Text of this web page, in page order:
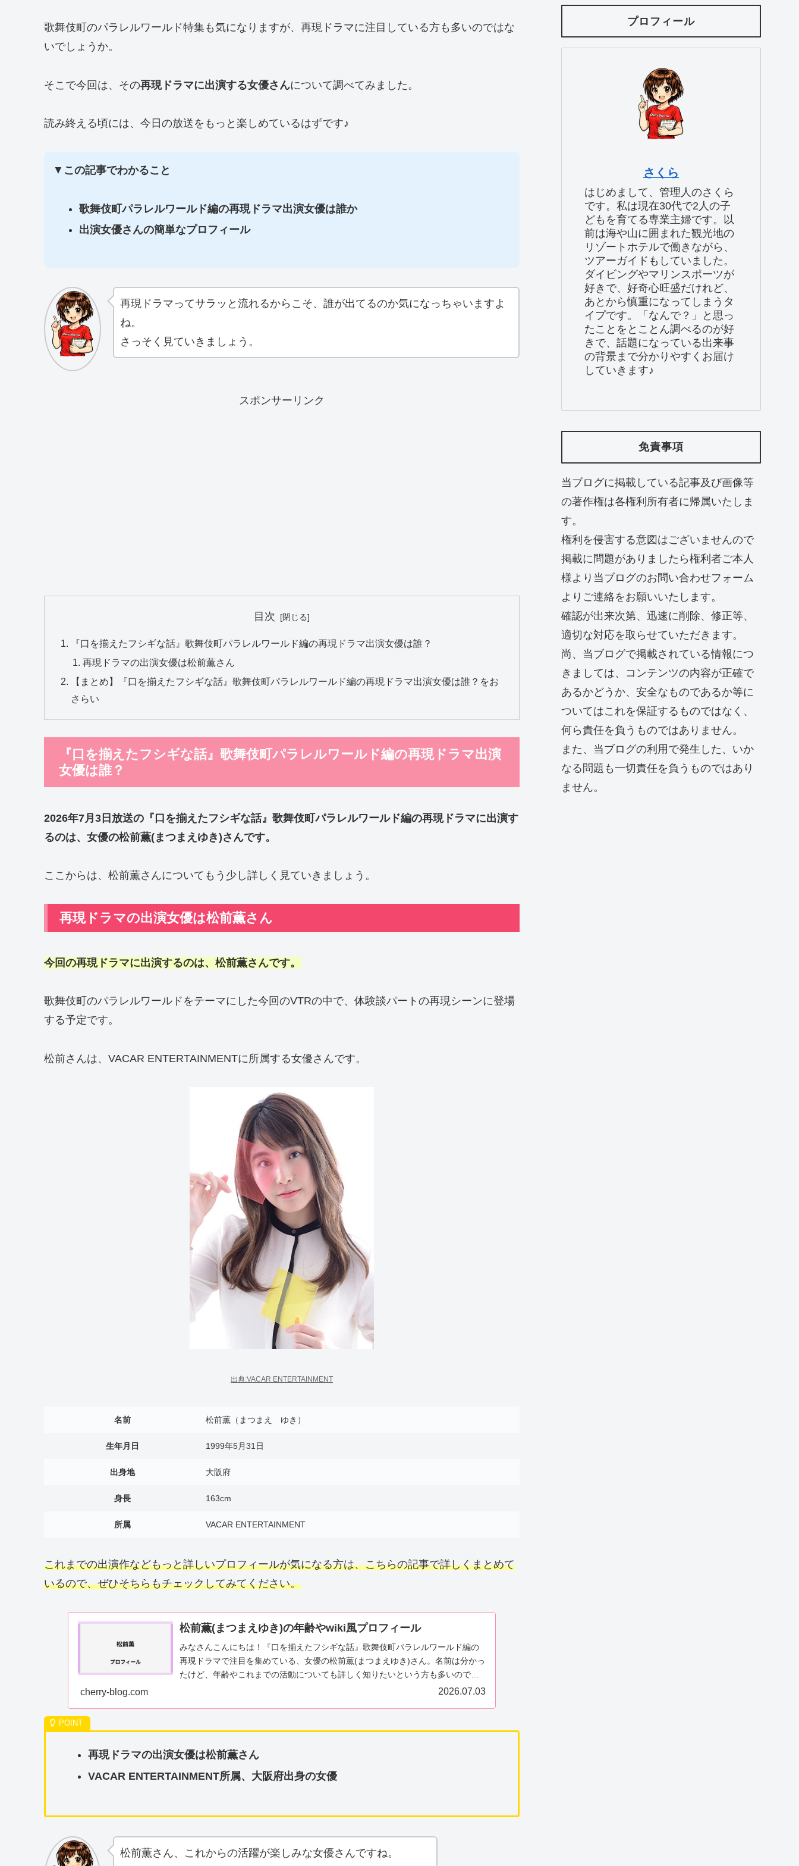
歌舞伎町のパラレルワールド特集も気になりますが、再現ドラマに注目している方も多いのではな
いでしょうか。
そこで今回は、その再現ドラマに出演する女優さんについて調べてみました。
読み終える頃には、今日の放送をもっと楽しめているはずです♪
▼ この記事でわかること
歌舞伎町パラレルワールド編の再現ドラマ出演女優は誰か
出演女優さんの簡単なプロフィール
再現ドラマってサラッと流れるからこそ、誰が出てるのか気になっちゃいますよ
ね。
さっそく見ていきましょう。
スポンサーリンク
目次
『口を揃えたフシギな話』歌舞伎町パラレルワールド編の再現ドラマ出演女優は誰？
再現ドラマの出演女優は松前薫さん
【まとめ】『口を揃えたフシギな話』歌舞伎町パラレルワールド編の再現ドラマ出演女優は誰？をお
さらい
『口を揃えたフシギな話』歌舞伎町パラレルワールド編の再現ドラマ出演
女優は誰？
2026年7月3日放送の『口を揃えたフシギな話』歌舞伎町パラレルワールド編の再現ドラマに出演す
るのは、女優の松前薫(まつまえゆき)さんです。
ここからは、松前薫さんについてもう少し詳しく見ていきましょう。
再現ドラマの出演女優は松前薫さん
今回の再現ドラマに出演するのは、松前薫さんです。
歌舞伎町のパラレルワールドをテーマにした今回のVTRの中で、体験談パートの再現シーンに登場
する予定です。
松前さんは、VACAR ENTERTAINMENTに所属する女優さんです。
出典:VACAR ENTERTAINMENT
名前 松前薫（まつまえ ゆき）
生年月日 1999年5月31日
出身地 大阪府
身長 163cm
所属 VACAR ENTERTAINMENT
これまでの出演作などもっと詳しいプロフィールが気になる方は、こちらの記事で詳しくまとめて
いるので、ぜひそちらもチェックしてみてください。
松前薫(まつまえゆき)の年齢やwiki風プロフィール
みなさんこんにちは！『口を揃えたフシギな話』歌舞伎町パラレルワールド編の
再現ドラマで注目を集めている、女優の松前薫(まつまえゆき)さん。名前は分かっ
たけど、年齢やこれまでの活動についても詳しく知りたいという方も多いのでは
cherry-blog.com 2026.07.03
再現ドラマの出演女優は松前薫さん
VACAR ENTERTAINMENT所属、大阪府出身の女優
松前薫さん、これからの活躍が楽しみな女優さんですね。
プロフィール
さくら
はじめまして、管理人のさくら
です。私は現在30代で2人の子
どもを育てる専業主婦です。以
前は海や山に囲まれた観光地の
リゾートホテルで働きながら、
ツアーガイドもしていました。
ダイビングやマリンスポーツが
好きで、好奇心旺盛だけれど、
あとから慎重になってしまうタ
イプです。「なんで？」と思っ
たことをとことん調べるのが好
きで、話題になっている出来事
の背景まで分かりやすくお届け
していきます♪
免責事項
当ブログに掲載している記事及び画像等
の著作権は各権利所有者に帰属いたしま
す。
権利を侵害する意図はございませんので
掲載に問題がありましたら権利者ご本人
様より当ブログのお問い合わせフォーム
よりご連絡をお願いいたします。
確認が出来次第、迅速に削除、修正等、
適切な対応を取らせていただきます。
尚、当ブログで掲載されている情報につ
きましては、コンテンツの内容が正確で
あるかどうか、安全なものであるか等に
ついてはこれを保証するものではなく、
何ら責任を負うものではありません。
また、当ブログの利用で発生した、いか
なる問題も一切責任を負うものではあり
ません。